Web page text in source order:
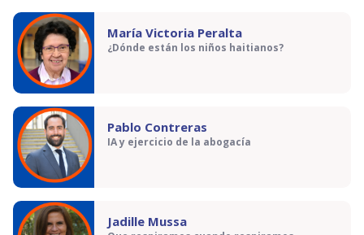
María Victoria Peralta
¿Dónde están los niños haitianos?
Pablo Contreras
IA y ejercicio de la abogacía
Jadille Mussa